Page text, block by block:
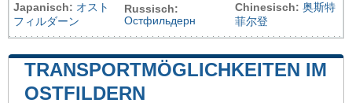
Japanisch: オスト
フィルダーン
Russisch:
Остфильдерн
Chinesisch: 奥斯特
菲尔登
TRANSPORTMÖGLICHKEITEN IM
OSTFILDERN